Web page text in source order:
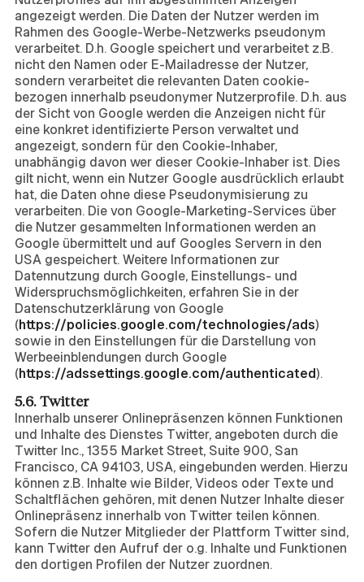
angezeigt werden. Die Daten der Nutzer werden im
Rahmen des Google-Werbe-Netzwerks pseudonym
verarbeitet. D.h. Google speichert und verarbeitet z.B.
nicht den Namen oder E-Mailadresse der Nutzer,
sondern verarbeitet die relevanten Daten cookie-
bezogen innerhalb pseudonymer Nutzerprofile. D.h. aus
der Sicht von Google werden die Anzeigen nicht für
eine konkret identifizierte Person verwaltet und
angezeigt, sondern für den Cookie-Inhaber,
unabhängig davon wer dieser Cookie-Inhaber ist. Dies
gilt nicht, wenn ein Nutzer Google ausdrücklich erlaubt
hat, die Daten ohne diese Pseudonymisierung zu
verarbeiten. Die von Google-Marketing-Services über
die Nutzer gesammelten Informationen werden an
Google übermittelt und auf Googles Servern in den
USA gespeichert. Weitere Informationen zur
Datennutzung durch Google, Einstellungs- und
Widerspruchsmöglichkeiten, erfahren Sie in der
Datenschutzerklärung von Google
(https://policies.google.com/technologies/ads)
sowie in den Einstellungen für die Darstellung von
Werbeeinblendungen durch Google
(https://adssettings.google.com/authenticated).
5.6. Twitter
Innerhalb unserer Onlinepräsenzen können Funktionen
und Inhalte des Dienstes Twitter, angeboten durch die
Twitter Inc., 1355 Market Street, Suite 900, San
Francisco, CA 94103, USA, eingebunden werden. Hierzu
können z.B. Inhalte wie Bilder, Videos oder Texte und
Schaltflächen gehören, mit denen Nutzer Inhalte dieser
Onlinepräsenz innerhalb von Twitter teilen können.
Sofern die Nutzer Mitglieder der Plattform Twitter sind,
kann Twitter den Aufruf der o.g. Inhalte und Funktionen
den dortigen Profilen der Nutzer zuordnen.